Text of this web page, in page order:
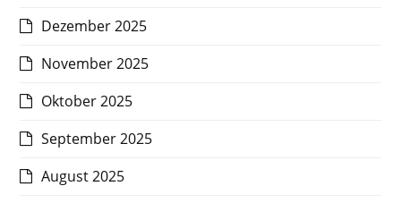
Dezember 2025
November 2025
Oktober 2025
September 2025
August 2025